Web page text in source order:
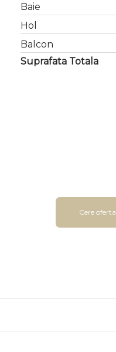
Baie
Hol
Balcon
Suprafata Totala
Cere oferta